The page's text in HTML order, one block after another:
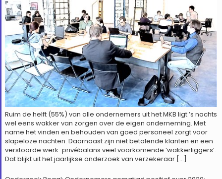
Ruim de helft (55%) van alle ondernemers uit het MKB ligt ’s nachts
wel eens wakker van zorgen over de eigen onderneming. Met
name het vinden en behouden van goed personeel zorgt voor
slapeloze nachten. Daarnaast zijn niet betalende klanten en een
verstoorde werk-privébalans veel voorkomende ‘wakkerliggers’.
Dat blijkt uit het jaarlijkse onderzoek van verzekeraar […]